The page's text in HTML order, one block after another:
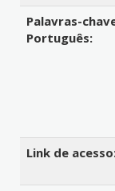
Palavras-
Português:
Link de